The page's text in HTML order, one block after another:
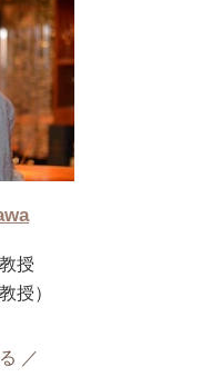
授
授）